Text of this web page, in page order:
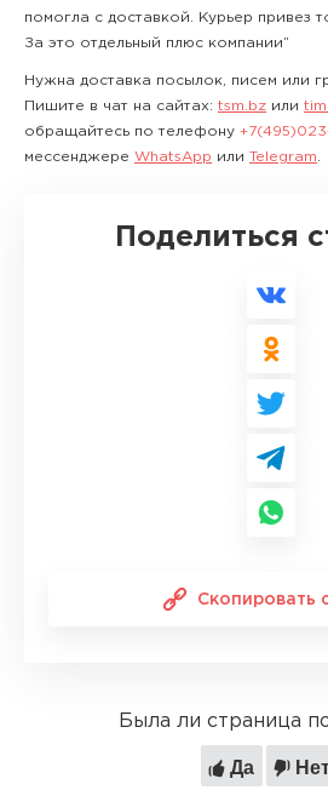
помогла с доставкой. Курьер привез
За это отдельный плюс компании”
Нужна доставка посылок, писем или
Пишите в чат на сайтах: tsm.bz или
обращайтесь по телефону
мессенджере WhatsApp или Telegram
Поделиться
Скопировать
Была ли страница
Да